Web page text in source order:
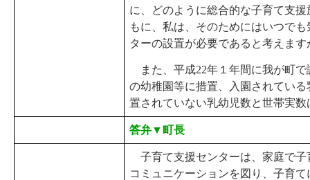
に、どのように総合的な子育て支
もに、私は、そのためにはいつで
ターの設置が必要であると考えま
また、平成22年１年間に我が町で
の幼稚園等に措置、入園されてい
置されていない乳幼児数と世帯実
答弁▼町長
子育て支援センターは、家庭で子
コミュニケーションを図り、子育